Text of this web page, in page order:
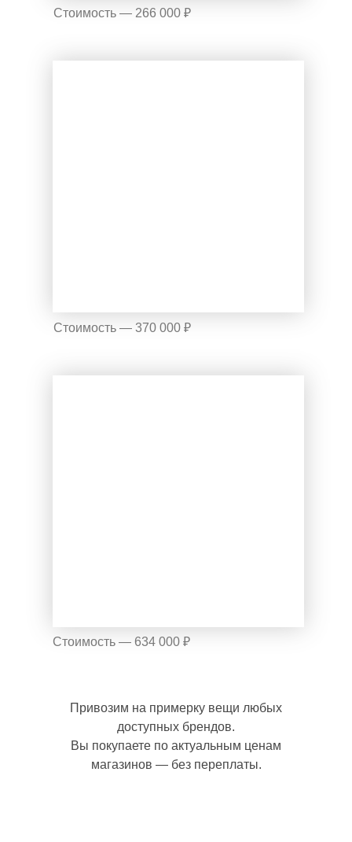
Привозим на примерку вещи любых
доступных брендов.
Вы покупаете по актуальным ценам
магазинов — без переплаты.
Стоимость — 634 000 ₽
Стоимость — 370 000 ₽
Стоимость — 266 000 ₽